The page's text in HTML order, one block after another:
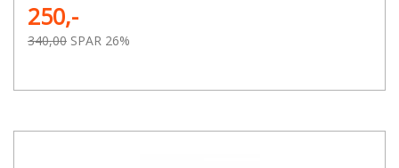
250,-
340,00 SPAR 26%